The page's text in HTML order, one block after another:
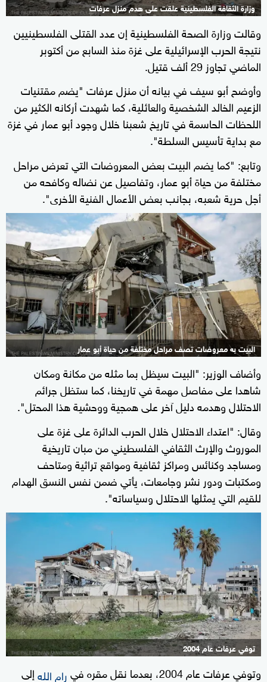
وزارة الثقافة الفلسطينية علقت على هدم منزل عرفات
وقالت وزارة الصحة الفلسطينية إن عدد القتلى الفلسطينيين
نتيجة الحرب الإسرائيلية على غزة منذ السابع من أكتوبر
الماضي تجاوز 29 ألف قتيل.
وأوضح أبو سيف في بيانه أن منزل عرفات "يضم مقتنيات
الزعيم الخالد الشخصية والعائلية، كما شهدت أركانه الكثير من
اللحظات الحاسمة في تاريخ شعبنا خلال وجود أبو عمار في غزة
مع بداية تأسيس السلطة".
وتابع: "كما يضم البيت بعض المعروضات التي تعرض مراحل
مختلفة من حياة أبو عمار، وتفاصيل عن نضاله وكافحه من
أجل حرية شعبه، بجانب بعض الأعمال الفنية الأخرى".
البيت به معروضات تصف مراحل مختلفة من حياة أبو عمار
وأضاف الوزير: "البيت سيظل بما مثله من مكانة ومكان
شاهدا على مفاصل مهمة في تاريخنا، كما ستظل جرائم
الاحتلال وهدمه دليل آخر على همجية ووحشية هذا المحتل".
وقال: "اعتداء الاحتلال خلال الحرب الدائرة على غزة على
الموروث والإرث الثقافي الفلسطيني من مبان تاريخية
ومساجد وكنائس ومراكز ثقافية ومواقع تراثية ومتاحف
ومكتبات ودور نشر وجامعات، يأتي ضمن نفس النسق الهدام
للقيم التي يمثلها الاحتلال وسياساته".
توفي عرفات عام 2004
وتوفي عرفات عام 2004، بعدما نقل مقره في رام اللهإلى